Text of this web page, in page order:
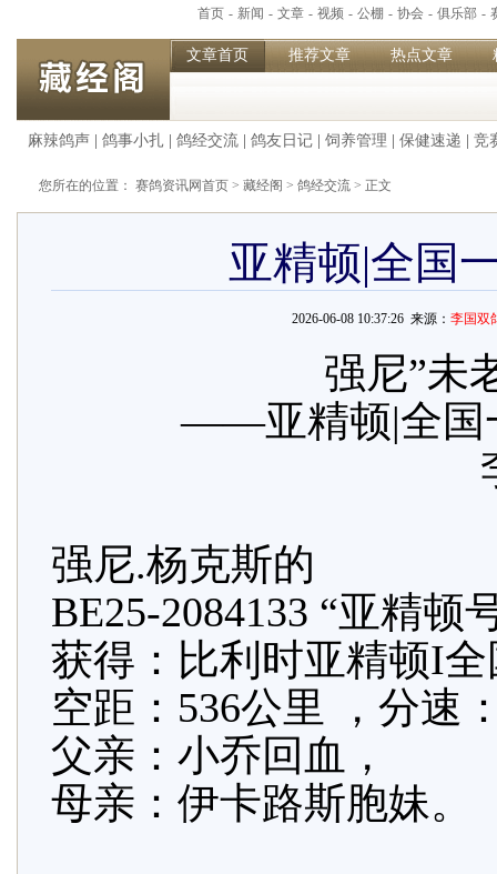
首页 - 新闻 - 文章 - 视频 - 公棚 - 协会 - 俱乐部 -
文章首页 推荐文章 热点文章
麻辣鸽声 鸽事小扎 鸽经交流 鸽友日记 饲养管理 保健速递 竞
您所在的位置： 赛鸽资讯网首页 > 藏经阁 > 鸽经交流 > 正文
亚精顿|全国
2026-06-08 10:37:26 来源： 李国双
强尼”未
——亚精顿|全国
强尼.杨克斯的
BE25-2084133 “亚精顿
获得：比利时亚精顿I
空距：536公里 ，分速
父亲：小乔回血，
母亲：伊卡路斯胞妹。